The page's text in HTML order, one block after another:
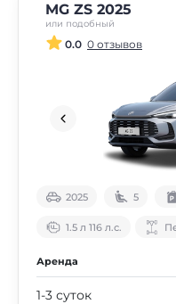
MG ZS 2025
или подобный
0.0 0 отзывов
2025 5
1.5 л 116 л.с.
Аренда
1-3 суток